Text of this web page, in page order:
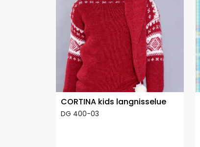
CORTINA kids langnisselue
DG 400-03